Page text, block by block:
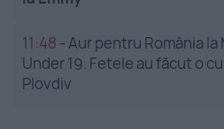
11:48 -Aur pentru România
Under 19. Fetele au făcut o
Plovdiv